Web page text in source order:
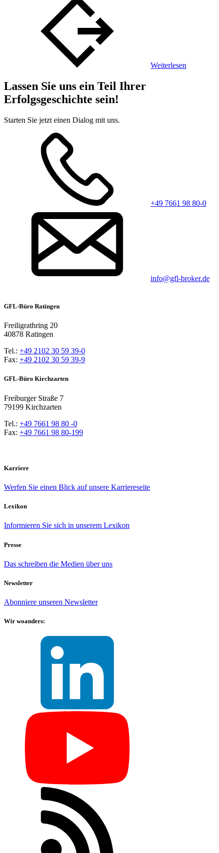
Weiterlesen
Lassen Sie uns ein Teil Ihrer
Erfolgsgeschichte sein!
Starten Sie jetzt einen Dialog mit uns.
+49 7661 98 80-0
info@gfl-broker.de
GFL-Büro Ratingen
Freiligrathring 20
40878 Ratingen
Tel.: +49 2102 30 59 39-0
Fax: +49 2102 30 59 39-9
GFL-Büro Kirchzarten
Freiburger Straße 7
79199 Kirchzarten
Tel.: +49 7661 98 80 -0
Fax: +49 7661 98 80-199
Karriere
Werfen Sie einen Blick auf unsere Karriereseite
Lexikon
Informieren Sie sich in unserem Lexikon
Presse
Das schreiben die Medien über uns
Newsletter
Abonniere unseren Newsletter
Wir woanders: